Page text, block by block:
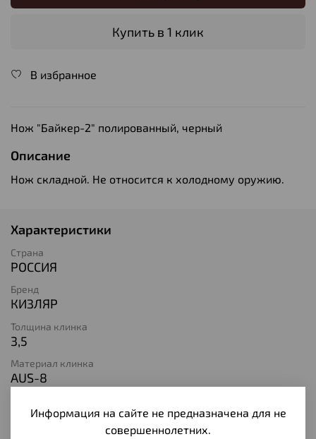
Купить в 1 клик
В избранное
Нож "Байкер-2" полированный, черный
Описание
Нож складной. Не относится к холодному оружию.
Характеристики
Страна
РОССИЯ
Бренд
КИЗЛЯР
Толщина клинка
3,5
Материал клинка
AUS-8
Информация на сайте не предназначена для не
совершеннолетних.